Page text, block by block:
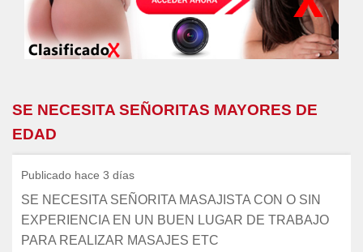
SE NECESITA SEÑORITAS MAYORES DE
EDAD
Publicado hace 3 días
SE NECESITA SEÑORITA MASAJISTA CON O SIN
EXPERIENCIA EN UN BUEN LUGAR DE TRABAJO
PARA REALIZAR MASAJES ETC